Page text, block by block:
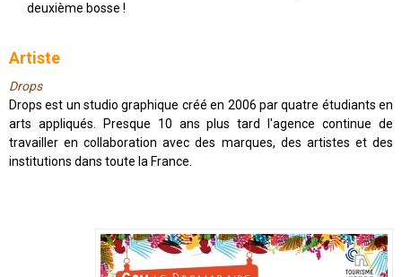
deuxième bosse !
Artiste
Drops
Drops est un studio graphique créé en 2006 par quatre étudiants en
arts appliqués. Presque 10 ans plus tard l'agence continue de
travailler en collaboration avec des marques, des artistes et des
institutions dans toute la France.